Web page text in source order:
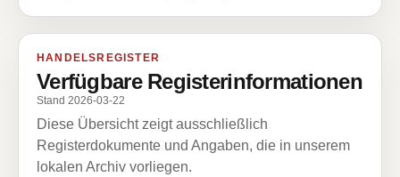
HANDELSREGISTER
Verfügbare Registerinformationen
Stand 2026-03-22
Diese Übersicht zeigt ausschließlich
Registerdokumente und Angaben, die in unserem
lokalen Archiv vorliegen.